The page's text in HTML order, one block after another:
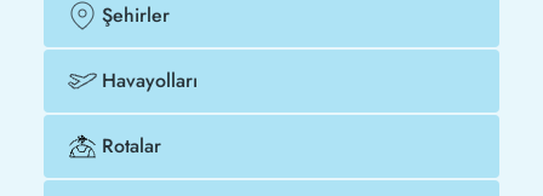
Şehirler
Havayolları
Rotalar